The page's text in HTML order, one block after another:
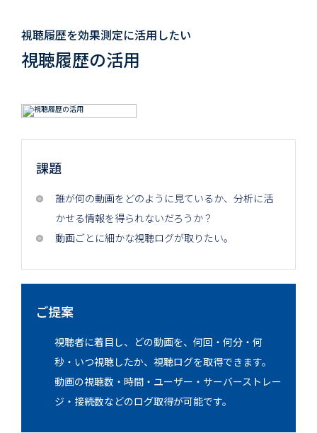
視聴履歴を効果測定に活用したい
視聴履歴の活用
課題
誰が何の動画をどのように見ているか、分析に活
かせる情報を得られないだろうか？
動画ごとに細かな視聴ログが取りたい。
ご提案
視聴者に着目し、どの動画を、何回・何分・何
秒・いつ視聴したか、視聴ログを取得できます。
動画の視聴数・時間・ユーザー・サーバーストレー
ジ・接続数などのログ取得が可能です。